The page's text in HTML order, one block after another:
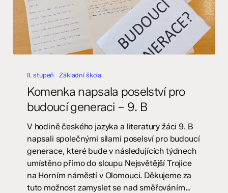
napsala
budoucí
generaci
II. stupeň Základní škola
Komenka napsala poselství pro
budoucí generaci – 9. B
V hodině českého jazyka a literatury žáci 9. B
napsali společnými silami poselsví pro budoucí
generace, které bude v následujících týdnech
umístěno přímo do sloupu Nejsvětější Trojice
na Horním náměstí v Olomouci. Děkujeme za
tuto možnost zamyslet se nad směřováním…